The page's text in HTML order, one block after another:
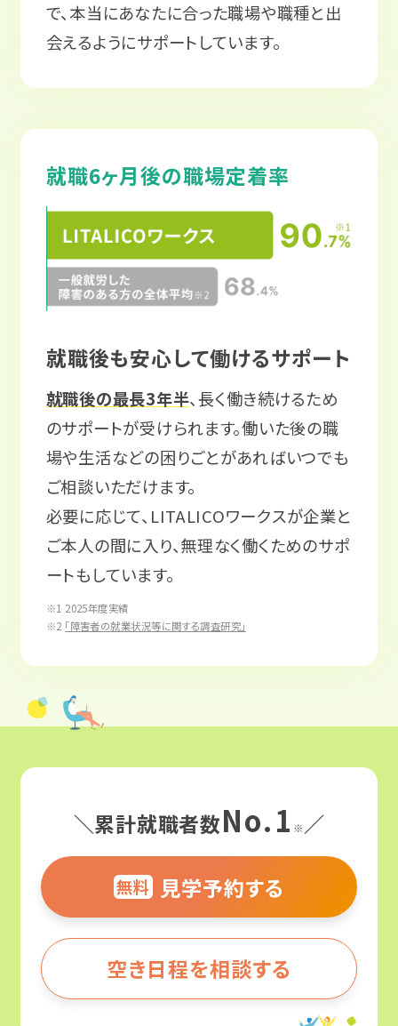
で、本当にあなたに合った職場や職種と出
会えるようにサポートしています。
就職6ヶ月後の職場定着率
就職後も安心して働けるサポート
就職後の最長3年半、長く働き続けるため
のサポートが受けられます。働いた後の職
場や生活などの困りごとがあればいつでも
ご相談いただけます。
必要に応じて、LITALICOワークスが企業と
ご本人の間に入り、無理なく働くためのサポ
ートもしています。
※1 2025年度実績
※2 「障害者の就業状況等に関する調査研究」
＼累計就職者数No.1 ※ ／
無料 見学予約する
空き日程を相談する